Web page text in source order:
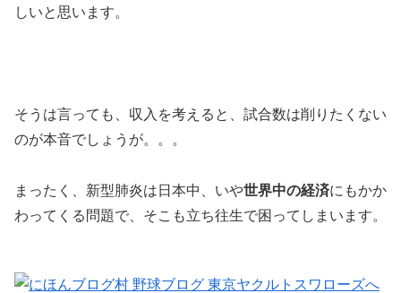
しいと思います。
そうは言っても、収入を考えると、試合数は削りたくない
のが本音でしょうが。。。
まったく、新型肺炎は日本中、いや世界中の経済にもかか
わってくる問題で、そこも立ち往生で困ってしまいます。